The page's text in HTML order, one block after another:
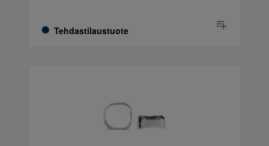
Tehdastilaustuote